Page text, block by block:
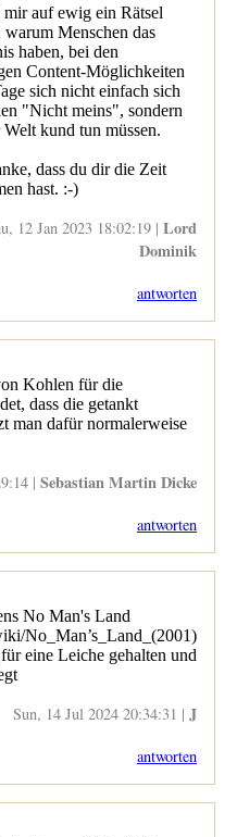
auf ewig ein Rätsel
warum Menschen das
haben, bei den
Content-Möglichkeiten
sich nicht einfach sich
"Nicht meins", sondern
Welt kund tun müssen.
dass du dir die Zeit
hast. :-)
12 Jan 2023 18:02:19 | Lord
Dominik
antworten
Kohlen für die
dass die getankt
man dafür normalerweise
| Sebastian Martin Dicke
antworten
No Man's Land
No_Man’s_Land_(2001)
eine Leiche gehalten und
Sun, 14 Jul 2024 20:34:31 | J
antworten